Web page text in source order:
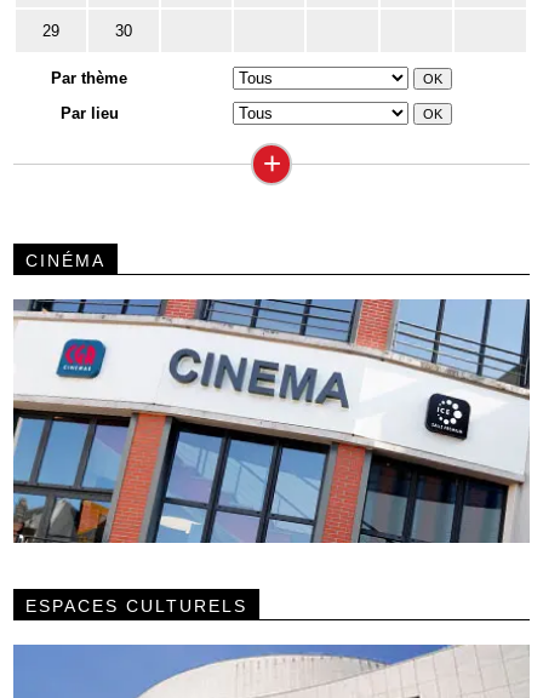
29 30
Par thème
Par lieu
+
CINÉMA
ESPACES CULTURELS